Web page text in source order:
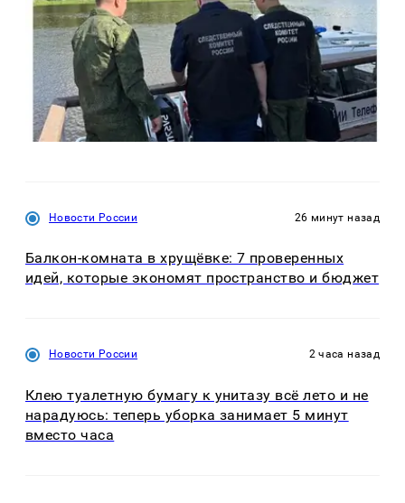
Новости России 26 минут назад
Балкон-комната в хрущёвке: 7 проверенных
идей, которые экономят пространство и бюджет
Новости России 2 часа назад
Клею туалетную бумагу к унитазу всё лето и не
нарадуюсь: теперь уборка занимает 5 минут
вместо часа